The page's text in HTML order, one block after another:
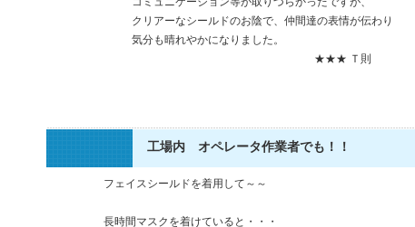
クリアーなシールドのお陰で、仲間達の表情が伝わり
気分も晴れやかになりました。
★★★ Ｔ則
工場内 オペレータ作業者でも！！
フェイスシールドを着用して～～
長時間マスクを着けていると・・・